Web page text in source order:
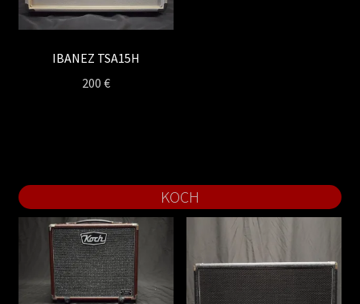
IBANEZ TSA15H
200 €
KOCH